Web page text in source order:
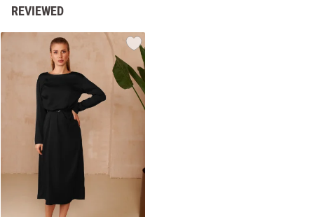
REVIEWED